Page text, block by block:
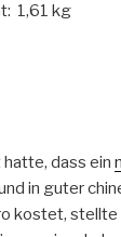
1,61 kg
dass ein
in guter
kostet, stellte